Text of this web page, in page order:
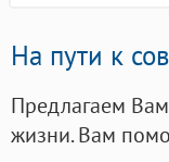
На пути к
Предлагаем
жизни. Вам